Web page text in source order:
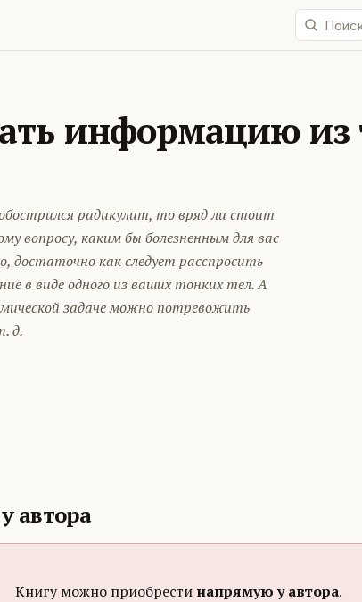
информацию из
радикулит, то вряд ли стоит
вопросу, каким бы болезненным для вас
достаточно как следует расспросить
в виде одного из ваших тонких тел. А
задаче можно потревожить
д.
автора
Книгу можно приобрести напрямую у автора.